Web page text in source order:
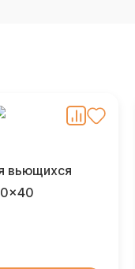
вьющихся